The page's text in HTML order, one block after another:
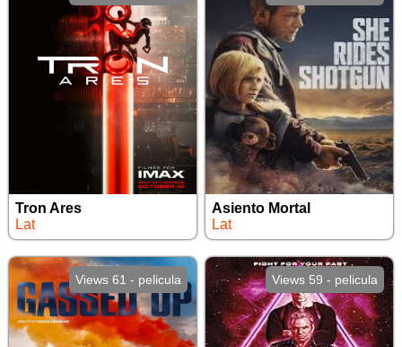
Tron Ares
Lat
Asiento Mortal
Lat
Views 61 - pelicula Views 59 - pelicula